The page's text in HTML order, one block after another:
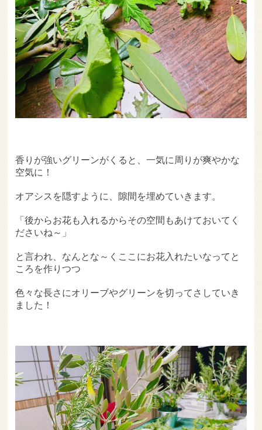
香りが強いグリーンがくると、一気に周りが爽やかな
空気に！
オアシスを隠すように、隙間を埋めていきます。
「後からお花も入れるからその空間もあけておいてく
ださいね～」
と言われ、なんとな～くここにお花入れたいなってと
ころを作りつつ
色々な長さにオリーブやグリーンを切ってさしていき
ました！